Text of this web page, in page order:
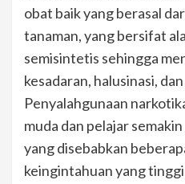
obat baik yang berasal
tanaman, yang bersifat
semisintetis sehingga
kesadaran, halusinasi,
Penyalahgunaan
muda dan pelajar
yang disebabkan
keingintahuan yang